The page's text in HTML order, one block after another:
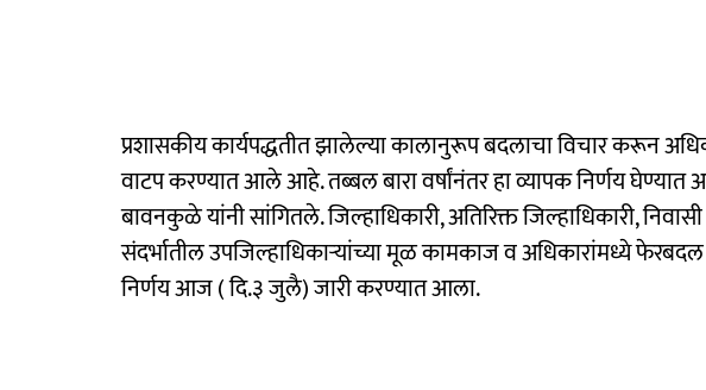
प्रशासकीय कार्यपद्धतीत झालेल्या कालानुरूप बदलाचा विचार करून
वाटप करण्यात आले आहे. तब्बल बारा वर्षांनंतर हा व्यापक निर्णय
बावनकुळे यांनी सांगितले. जिल्हाधिकारी, अतिरिक्त जिल्हाधिकारी,
संदर्भातील उपजिल्हाधिकाऱ्यांच्या मूळ कामकाज व अधिकारांमध्ये
निर्णय आज ( दि.३ जुलै) जारी करण्यात आला.